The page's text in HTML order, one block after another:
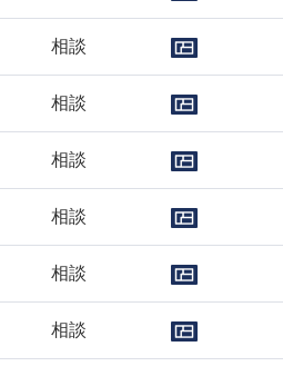
相談
相談
相談
相談
相談
相談